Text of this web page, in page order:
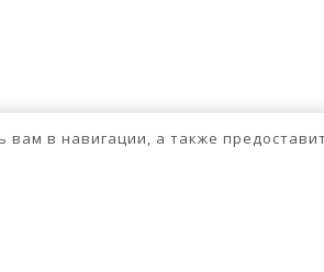
в навигации, а также